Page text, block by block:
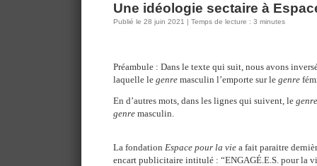
Une idéologie sectaire à
Publié le 28 juin 2021 | Temps de lecture : 3 minutes
Préambule : Dans le texte qui suit, nous avons
laquelle le genre masculin l’emporte sur le genre
En d’autres mots, dans les lignes qui suivent, le genre
genre masculin.
La fondation Espace pour la vie a fait paraitre
encart publicitaire intitulé : “ENGAGÉ.E.S. pour la